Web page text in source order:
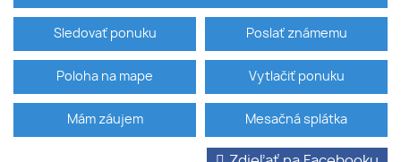
Sledovať ponuku Poslať známemu
Poloha na mape Vytlačiť ponuku
Mám záujem Mesačná splátka